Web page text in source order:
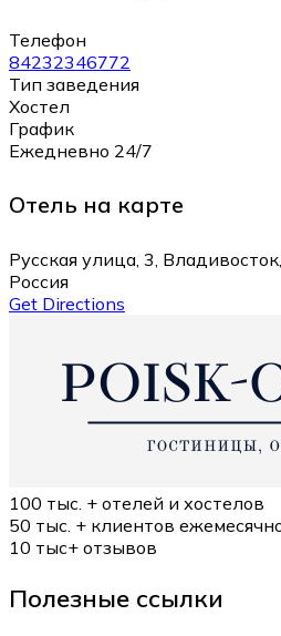
Телефон
84232346772
Тип заведения
Хостел
График
Ежедневно 24/7
Отель на карте
Русская улица, 3,
Россия
Get Directions
100 тыс. + отелей и хостелов
50 тыс. + клиентов
10 тыс+ отзывов
Полезные ссылки